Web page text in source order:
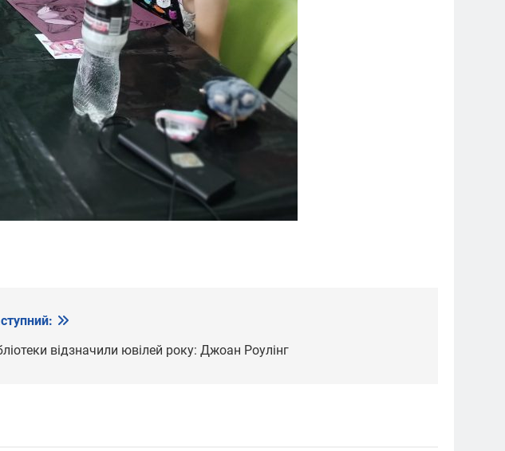
відзначили ювілей року: Джоан Роулінг